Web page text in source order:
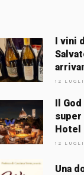
I vini
12
Il
super
Hotel
12
Una